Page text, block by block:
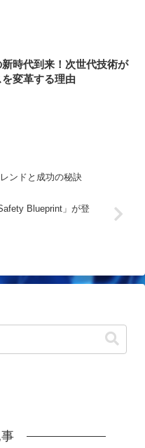
時代到来！次世代技術が
を変革する理由
ンドと成功の秘訣
Blueprint」が登